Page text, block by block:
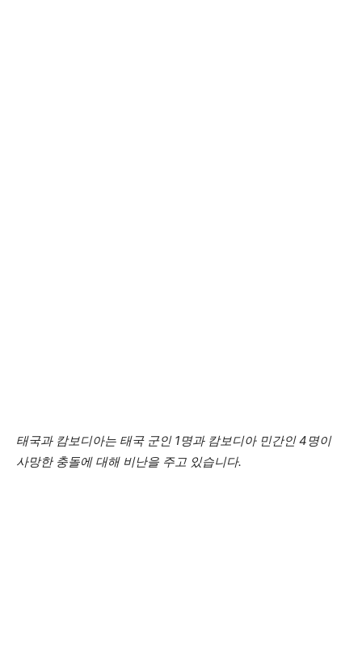
태국과 캄보디아는 태국 군인 1명과 캄보디아 민간인 4명이
사망한 충돌에 대해 비난을 주고 있습니다.